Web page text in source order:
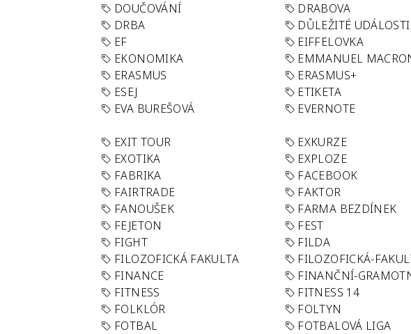
DOUČOVÁNÍ
DRABOVA
DRBA
DŮLEŽITÉ UDÁLOSTI
EF
EIFFELOVKA
EKONOMIKA
EMMANUEL
ERASMUS
ERASMUS+
ESEJ
ETIKETA
EVA BUREŠOVÁ
EVERNOTE
EXIT TOUR
EXKURZE
EXOTIKA
EXPLOZE
FABRIKA
FACEBOOK
FAIRTRADE
FAKTOR
FANOUŠEK
FARMA BEZDÍNEK
FEJETON
FEST
FIGHT
FILDA
FILOZOFICKÁ FAKULTA
FILOZOFICKÁ-
FINANCE
FINANČNÍ-
FITNESS
FITNESS 14
FOLKLÓR
FOLTYN
FOTBAL
FOTBALOVÁ LIGA